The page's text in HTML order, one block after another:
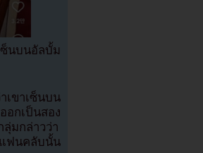
นบนอัลบั้ม
เขาเซ็นบน
กเป็นสอง
มกล่าวว่า
แฟนคลับนั้น